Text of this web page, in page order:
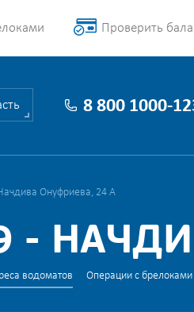
Проверить
8 800 1000-
Онуфриева, 24 А
водоматов Операции с брелоками